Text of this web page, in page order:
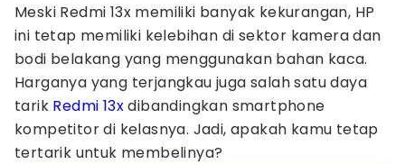
‎Meski Redmi 13x memiliki banyak kekurangan, HP
ini tetap memiliki kelebihan di sektor kamera dan
bodi belakang yang menggunakan bahan kaca.
Harganya yang terjangkau juga salah satu daya
tarik Redmi 13xdibandingkan smartphone
kompetitor di kelasnya. Jadi, apakah kamu tetap
tertarik untuk membelinya?